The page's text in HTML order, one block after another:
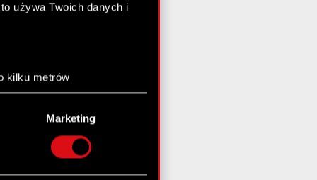
używa Twoich danych i
kilku metrów
(fingerprinting,
preferencje w
chwili.
Marketing